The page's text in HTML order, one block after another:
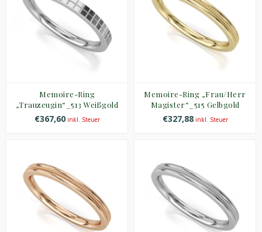
Memoire-Ring
„Trauzeugin“_513 Weißgold
€367,60inkl. Steuer
Memoire-Ring „Frau/Herr
Magister“_515 Gelbgold
€327,88inkl. Steuer